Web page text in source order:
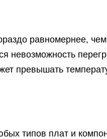
равномернее,
невозможность
превышать
типов плат и